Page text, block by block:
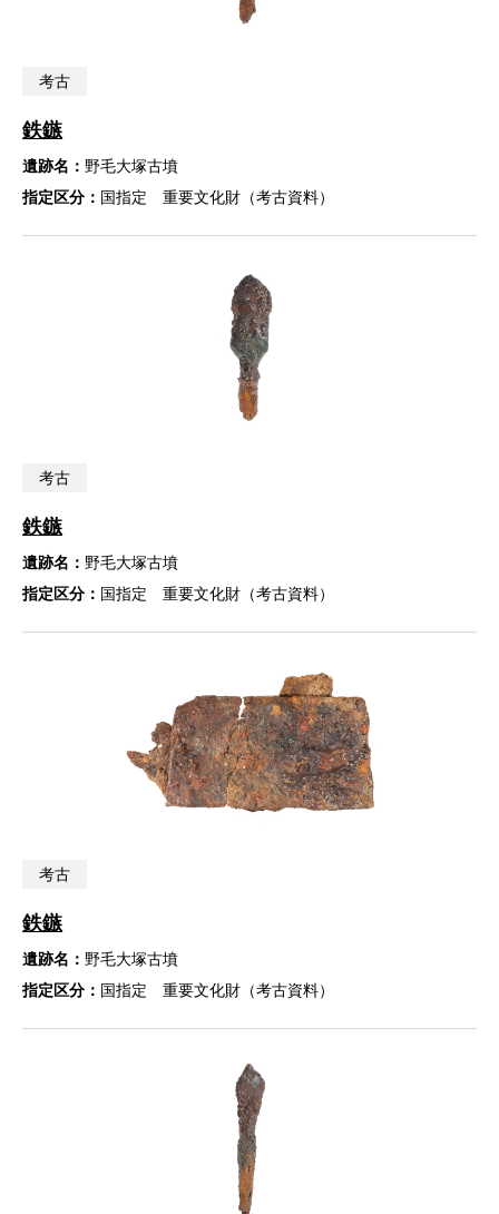
考古
鉄鏃
遺跡名： 野毛大塚古墳
指定区分： 国指定 重要文化財（考古資料）
考古
鉄鏃
遺跡名： 野毛大塚古墳
指定区分： 国指定 重要文化財（考古資料）
考古
鉄鏃
遺跡名： 野毛大塚古墳
指定区分： 国指定 重要文化財（考古資料）